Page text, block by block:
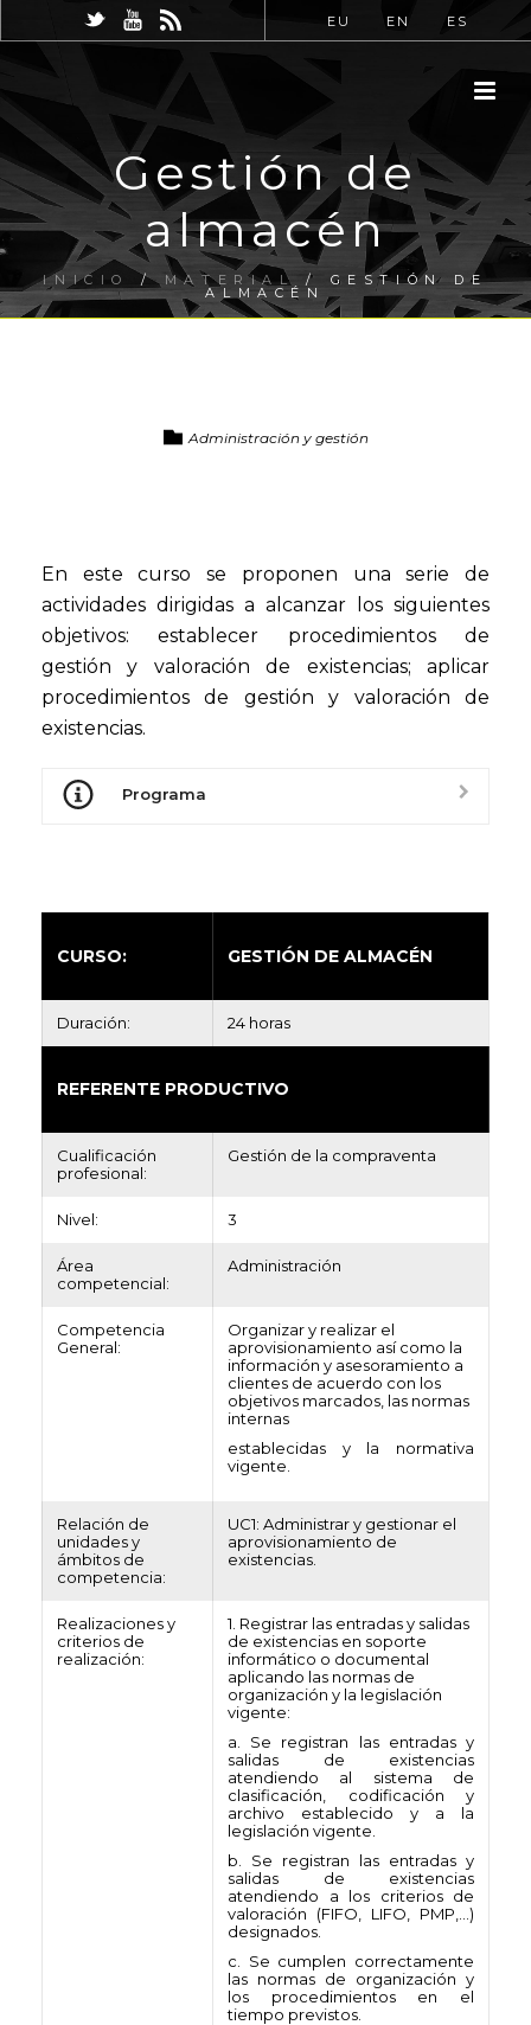
EU EN ES
Gestión de
almacén
INICIO / MATERIAL / GESTIÓN DE
ALMACÉN
Administración y gestión
En este curso se proponen una serie de
actividades dirigidas a alcanzar los siguientes
objetivos: establecer procedimientos de
gestión y valoración de existencias; aplicar
procedimientos de gestión y valoración de
existencias.
Programa
CURSO: GESTIÓN DE ALMACÉN
Duración: 24 horas
REFERENTE PRODUCTIVO
Cualificación
profesional:
Gestión de la compraventa
Nivel: 3
Área
competencial:
Administración
Competencia
General:
Organizar y realizar el
aprovisionamiento así como la
información y asesoramiento a
clientes de acuerdo con los
objetivos marcados, las normas
internas
establecidas y la normativa
vigente.
Relación de
unidades y
ámbitos de
competencia:
UC1: Administrar y gestionar el
aprovisionamiento de
existencias.
Realizaciones y
criterios de
realización:
1. Registrar las entradas y salidas
de existencias en soporte
informático o documental
aplicando las normas de
organización y la legislación
vigente:
a. Se registran las entradas y
salidas de existencias
atendiendo al sistema de
clasificación, codificación y
archivo establecido y a la
legislación vigente.
b. Se registran las entradas y
salidas de existencias
atendiendo a los criterios de
valoración (FIFO, LIFO, PMP,…)
designados.
c. Se cumplen correctamente
las normas de organización y
los procedimientos en el
tiempo previstos.